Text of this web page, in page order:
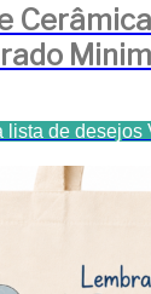
lista de desejos